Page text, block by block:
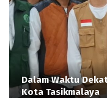
Dalam Waktu
Kota Tasikmalaya